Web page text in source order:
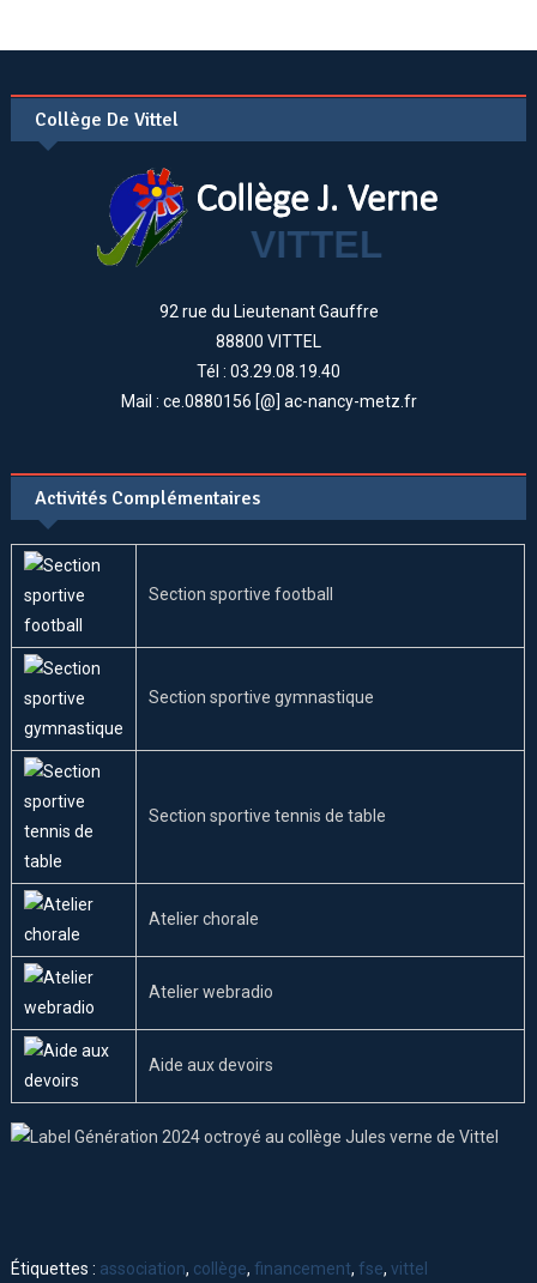
Collège De Vittel
92 rue du Lieutenant Gauffre
88800 VITTEL
Tél : 03.29.08.19.40
Mail : ce.0880156 [@] ac-nancy-metz.fr
Activités Complémentaires
Section sportive football
Section sportive gymnastique
Section sportive tennis de table
Atelier chorale
Atelier webradio
Aide aux devoirs
Étiquettes : association, collège, financement, fse,vittel